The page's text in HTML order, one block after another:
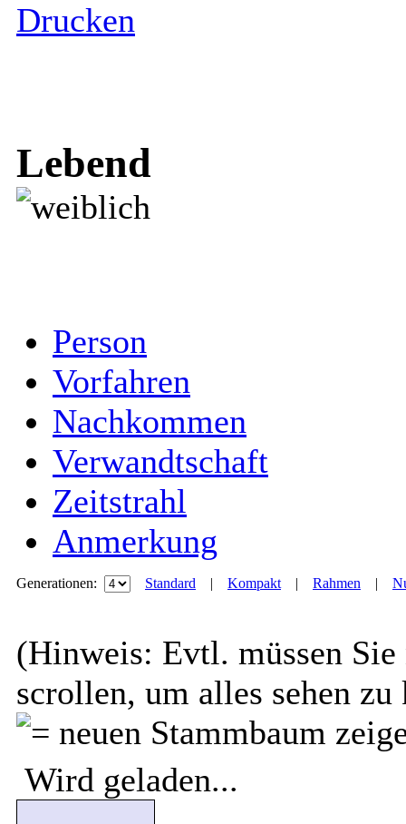
Drucken
Lebend
Person
Vorfahren
Nachkommen
Verwandtschaft
Zeitstrahl
Anmerkung
Generationen: Standard | Kompakt| Rahmen |
(Hinweis: Evtl. müssen Sie
scrollen, um alles sehen
Wird geladen...